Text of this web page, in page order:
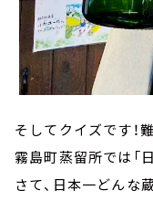
そしてクイズです！
霧島町蒸留所では「
さて、日本一どんな